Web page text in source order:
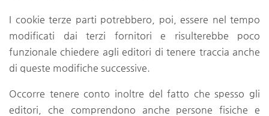
I cookie terze parti potrebbero, poi, essere nel tempo
modificati dai terzi fornitori e risulterebbe poco
funzionale chiedere agli editori di tenere traccia anche
di queste modifiche successive.
Occorre tenere conto inoltre del fatto che spesso gli
editori, che comprendono anche persone fisiche e